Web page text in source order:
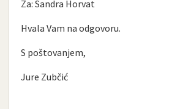
Za: Sandra Horvat
Hvala Vam na odgovoru.
S poštovanjem,
Jure Zubčić